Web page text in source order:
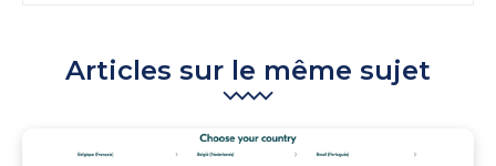
Articles sur le même sujet